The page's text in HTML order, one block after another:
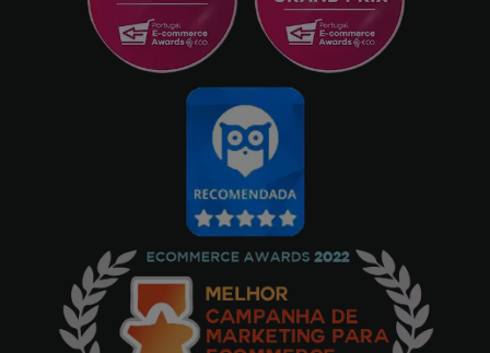
11/07/2025
Muito prático e carregamento sólido. Sem
falhas na carga. - Preto
Excelente relação qualidade/preço